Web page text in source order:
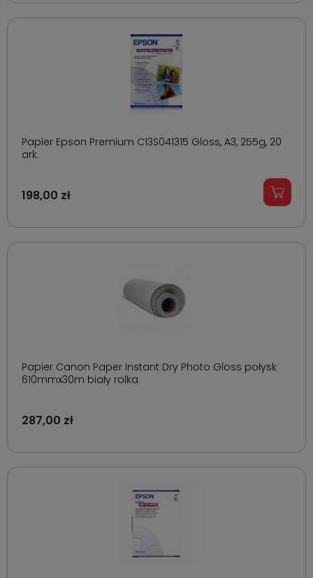
Papier Epson Premium C13S041315 Gloss, A3, 255g, 20
ark.
198,00 zł
Papier Canon Paper Instant Dry Photo Gloss połysk
610mmx30m biały rolka
287,00 zł